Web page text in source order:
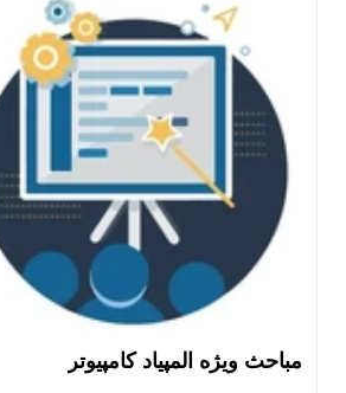
مباحث ویژه المپیاد کامپیوتر